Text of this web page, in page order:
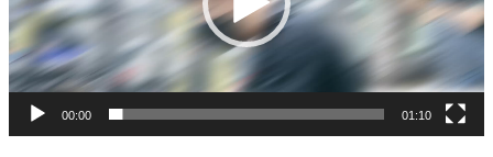
器
00:00 01:10